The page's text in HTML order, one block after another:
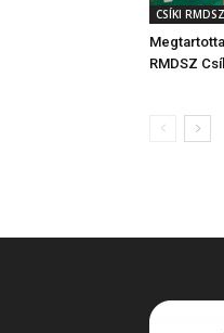
CSÍKI RMDSZ
RMDSZ